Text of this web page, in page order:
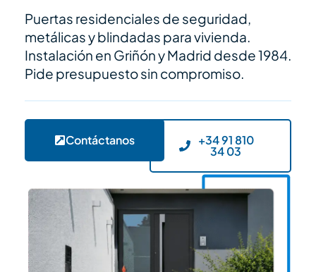
Puertas residenciales de seguridad,
metálicas y blindadas para vivienda.
Instalación en Griñón y Madrid desde 1984.
Pide presupuesto sin compromiso.
Contáctanos +34 91 810
34 03